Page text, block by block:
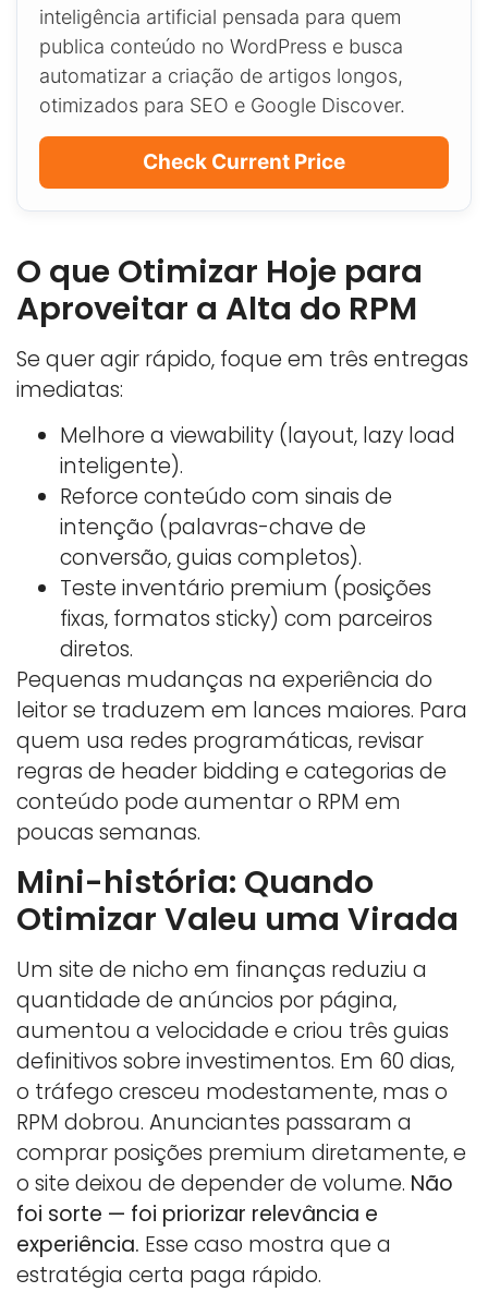
inteligência artificial pensada para quem
publica conteúdo no WordPress e busca
automatizar a criação de artigos longos,
otimizados para SEO e Google Discover.
Check Current Price
O que Otimizar Hoje para
Aproveitar a Alta do RPM
Se quer agir rápido, foque em três entregas
imediatas:
Melhore a viewability (layout, lazy load
inteligente).
Reforce conteúdo com sinais de
intenção (palavras-chave de
conversão, guias completos).
Teste inventário premium (posições
fixas, formatos sticky) com parceiros
diretos.
Pequenas mudanças na experiência do
leitor se traduzem em lances maiores. Para
quem usa redes programáticas, revisar
regras de header bidding e categorias de
conteúdo pode aumentar o RPM em
poucas semanas.
Mini-história: Quando
Otimizar Valeu uma Virada
Um site de nicho em finanças reduziu a
quantidade de anúncios por página,
aumentou a velocidade e criou três guias
definitivos sobre investimentos. Em 60 dias,
o tráfego cresceu modestamente, mas o
RPM dobrou. Anunciantes passaram a
comprar posições premium diretamente, e
o site deixou de depender de volume. Não
foi sorte — foi priorizar relevância e
experiência. Esse caso mostra que a
estratégia certa paga rápido.